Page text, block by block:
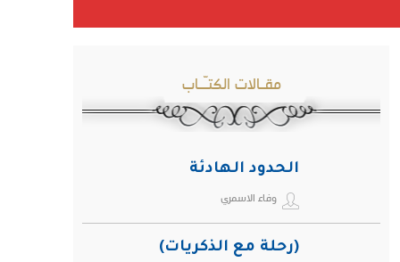
مقـالات الكتـّـاب
الحدود الهادئة
وفاء الاسمري
(رحلة مع الذكريات)